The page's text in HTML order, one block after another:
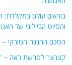
ואקום שלטוני באיראן: